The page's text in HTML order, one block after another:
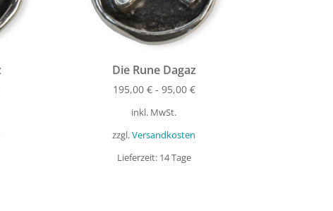
Die Rune Dagaz
195,00 €- 95,00 €
inkl. MwSt.
zzgl.Versandkosten
Lieferzeit: 14 Tage